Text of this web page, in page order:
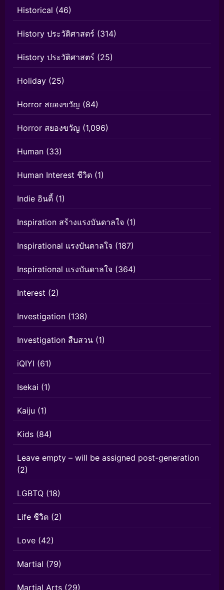
Historical (46)
History ประวัติศาสตร์ (314)
History ประวัติศาสตร์ (25)
Holiday (25)
Horror สยองขวัญ (84)
Horror สยองขวัญ (1,096)
Human (33)
Human Interest ชีวิต (1)
Indie อินดี้ (1)
Inspiration สร้างแรงบันดาลใจ (1)
Inspirational แรงบันดาลใจ (187)
Inspirational แรงบันดาลใจ (364)
Interest (2)
Investigation (138)
Investigation สืบสวน (1)
iQIYI (61)
Isekai (1)
Kaiju (1)
Kids (84)
Leave empty – will be assigned post-generation
(2)
LGBTQ (18)
Life ชีวิต (2)
Love (42)
Martial (79)
Martial Arts (29)